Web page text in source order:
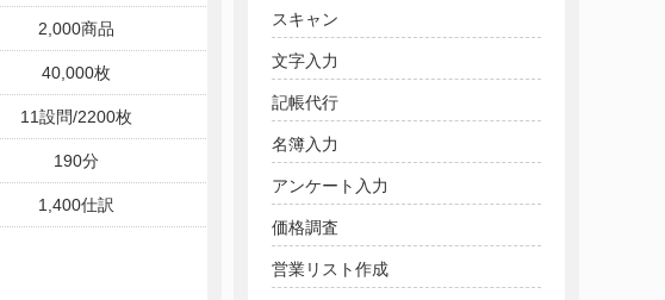
2,000商品
40,000枚
11設問/2200枚
190分
1,400仕訳
スキャン
文字入力
記帳代行
名簿入力
アンケート入力
価格調査
営業リスト作成